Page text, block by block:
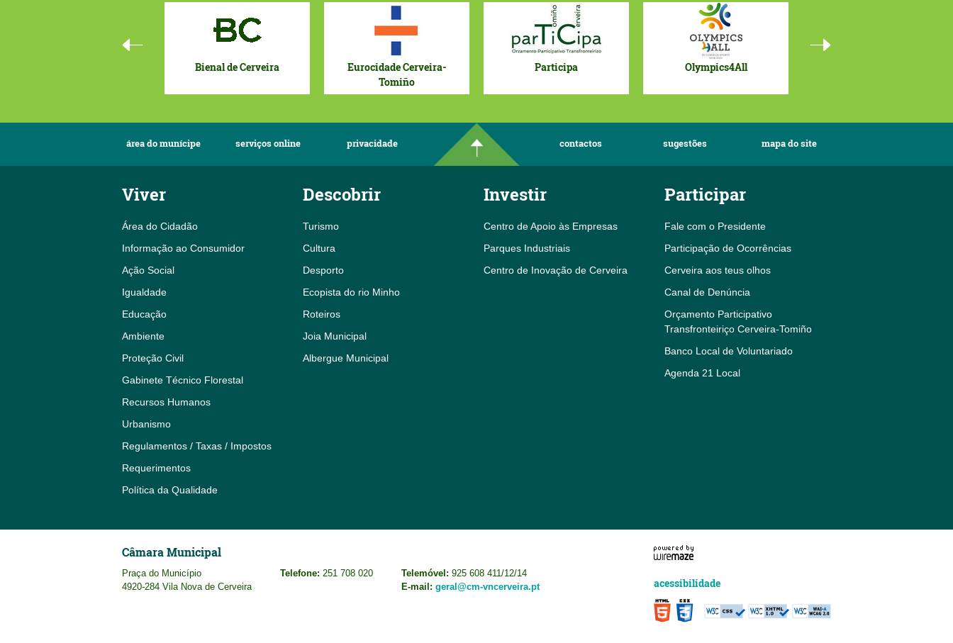
Bienal de Cerveira
Eurocidade Cerveira-
Tomiño
Participa Olympics4All
área do munícipe serviços online privacidade contactos sugestões mapa do site
Viver
Área do Cidadão
Informação ao Consumidor
Ação Social
Igualdade
Educação
Ambiente
Proteção Civil
Gabinete Técnico Florestal
Recursos Humanos
Urbanismo
Regulamentos / Taxas / Impostos
Requerimentos
Política da Qualidade
Descobrir
Turismo
Cultura
Desporto
Ecopista do rio Minho
Roteiros
Joia Municipal
Albergue Municipal
Investir
Centro de Apoio às Empresas
Parques Industriais
Centro de Inovação de Cerveira
Participar
Fale com o Presidente
Participação de Ocorrências
Cerveira aos teus olhos
Canal de Denúncia
Orçamento Participativo
Transfronteiriço Cerveira-Tomiño
Banco Local de Voluntariado
Agenda 21 Local
Câmara Municipal
Praça do Município
4920-284 Vila Nova de Cerveira
Telefone: 251 708 020 Telemóvel: 925 608 411/12/14
E-mail: geral@cm-vncerveira.pt acessibilidade